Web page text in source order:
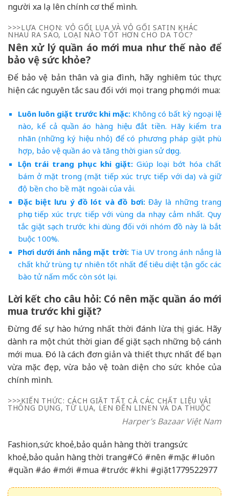
người xa lạ lên chính cơ thể mình.
>>>LỰA CHỌN: VỎ GỐI LỤA VÀ VỎ GỐI SATIN KHÁC
NHAU RA SAO, LOẠI NÀO TỐT HƠN CHO DA TÓC?
Nên xử lý quần áo mới mua như thế nào để
bảo vệ sức khỏe?
Để bảo vệ bản thân và gia đình, hãy nghiêm túc thực
hiện các nguyên tắc sau đối với mọi trang phục mới mua:
Luôn luôn giặt trước khi mặc:Không có bất kỳ ngoại lệ
nào, kể cả quần áo hàng hiệu đắt tiền. Hãy kiểm tra
nhãn (những ký hiệu nhỏ) để có phương pháp giặt phù
hợp, bảo vệ quần áo và tăng thời gian sử dụng.
Lộn trái trang phục khi giặt:Giúp loại bớt hóa chất
bám ở mặt trong (mặt tiếp xúc trực tiếp với da) và giữ
độ bền cho bề mặt ngoài của vải.
Đặc biệt lưu ý đồ lót và đồ bơi:Đây là những trang
phục tiếp xúc trực tiếp với vùng da nhạy cảm nhất. Quy
tắc giặt sạch trước khi dùng đối với nhóm đồ này là bắt
buộc 100%.
Phơi dưới ánh nắng mặt trời:Tia UV trong ánh nắng là
chất khử trùng tự nhiên tốt nhất để tiêu diệt tận gốc các
bào tử nấm mốc còn sót lại.
Lời kết cho câu hỏi: Có nên mặc quần áo mới
mua trước khi giặt?
Đừng để sự hào hứng nhất thời đánh lừa thị giác. Hãy
dành ra một chút thời gian để giặt sạch những bộ cánh
mới mua. Đó là cách đơn giản và thiết thực nhất để bạn
vừa mặc đẹp, vừa bảo vệ toàn diện cho sức khỏe của
chính mình.
>>>KIẾN THỨC: CÁCH GIẶT TẤT CẢ CÁC CHẤT LIỆU VẢI
THÔNG DỤNG, TỪ LỤA, LEN ĐẾN LINEN VÀ DA THUỘC
Harper’s Bazaar Việt Nam
Fashion,sức khoẻ,bảo quản hàng thời trangsức
khoẻ,bảo quản hàng thời trang#Có #nên #mặc #luôn
#quần #áo #mới #mua #trước #khi #giặt1779522977